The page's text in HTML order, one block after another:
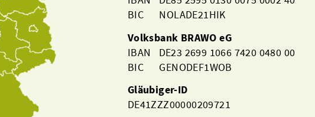
BIC NOLADE21HIK
Volksbank BRAWO eG
IBAN DE23 2699 1066 7420 0480 00
BIC GENODEF1WOB
Gläubiger-ID
DE41ZZZ00000209721